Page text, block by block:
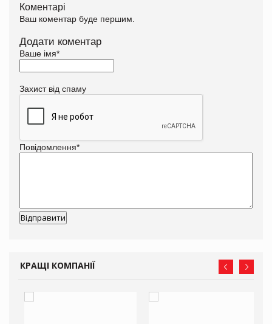
Коментарі
Ваш коментар буде першим.
Додати коментар
Ваше імя*
Захист від спаму
Повідомлення*
КРАЩІ КОМПАНІЇ